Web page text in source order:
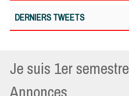
DERNIERS TWEETS
Je suis 1er semestre
Annonces